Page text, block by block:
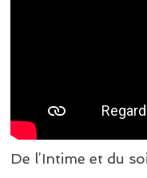
De l’Intime et du